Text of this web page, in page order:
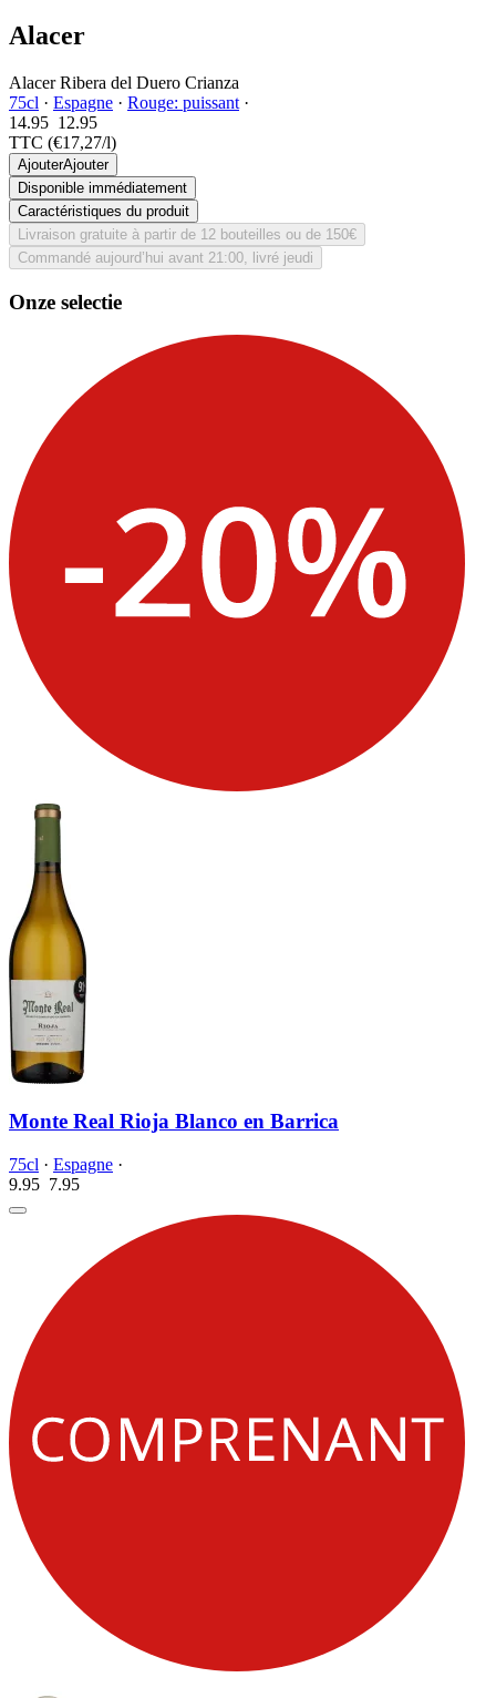
Alacer
Alacer Ribera del Duero Crianza
75cl · Espagne · Rouge: puissant ·
14.95 12.95
TTC (€17,27/l)
AjouterAjouter
Disponible immédiatement
Caractéristiques du produit
Livraison gratuite à partir de 12 bouteilles ou de 150€
Commandé aujourd’hui avant 21:00, livré jeudi
Onze selectie
Monte Real Rioja Blanco en Barrica
75cl · Espagne ·
9.95 7.95